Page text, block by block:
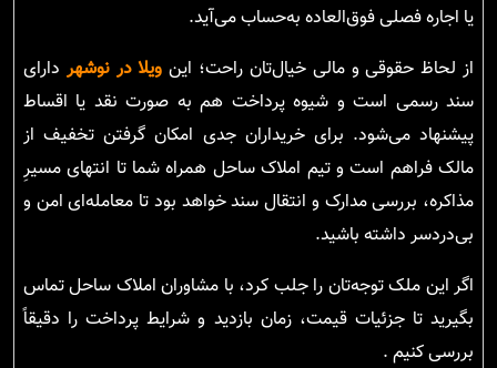
یا اجاره فصلی فوق‌العاده به‌حساب می‌آید.
از لحاظ حقوقی و مالی خیال‌تان راحت؛ این ویلا در نوشهر دارای
سند رسمی است و شیوه پرداخت هم به صورت نقد یا اقساط
پیشنهاد می‌شود. برای خریداران جدی امکان گرفتن تخفیف از
مالک فراهم است و تیم املاک ساحل همراه شما تا انتهای مسیرِ
مذاکره، بررسی مدارک و انتقال سند خواهد بود تا معامله‌ای امن و
بی‌دردسر داشته باشید.
اگر این ملک توجه‌تان را جلب کرد، با مشاوران املاک ساحل تماس
بگیرید تا جزئیات قیمت، زمان بازدید و شرایط پرداخت را دقیقاً
بررسی کنیم .